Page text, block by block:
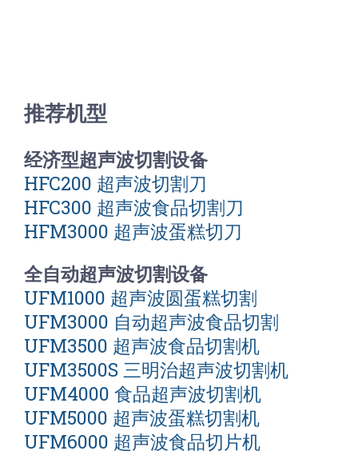
推荐机型
经济型超声波切割设备
HFC200 超声波切割刀
HFC300 超声波食品切割刀
HFM3000 超声波蛋糕切刀
全自动超声波切割设备
UFM1000 超声波圆蛋糕切割
UFM3000 自动超声波食品切割
UFM3500 超声波食品切割机
UFM3500S 三明治超声波切割机
UFM4000 食品超声波切割机
UFM5000 超声波蛋糕切割机
UFM6000 超声波食品切片机